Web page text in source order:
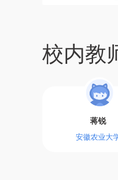
校内教
蒋锐
安徽农业大